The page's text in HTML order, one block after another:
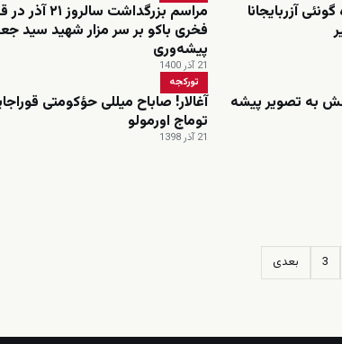
آزربایجانا
مراسم بزرگداشت
فخری باکو بر سر مزار شهید سید
پیشه‌وری
21 آذر 1400
به تصویر پیشه
تورکجه
آغالار! صاباح میللی حؤکومتی
توماج اورمولو
21 آذر 1398
3 بعدی